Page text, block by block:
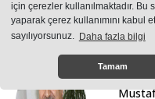
için çerezler kullanılmaktadır. Bu
yaparak çerez kullanımını kabul
sayılıyorsunuz. Daha fazla bilgi
Tamam